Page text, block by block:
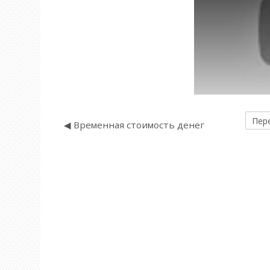
◀︎ Временная стоимость денег
на...